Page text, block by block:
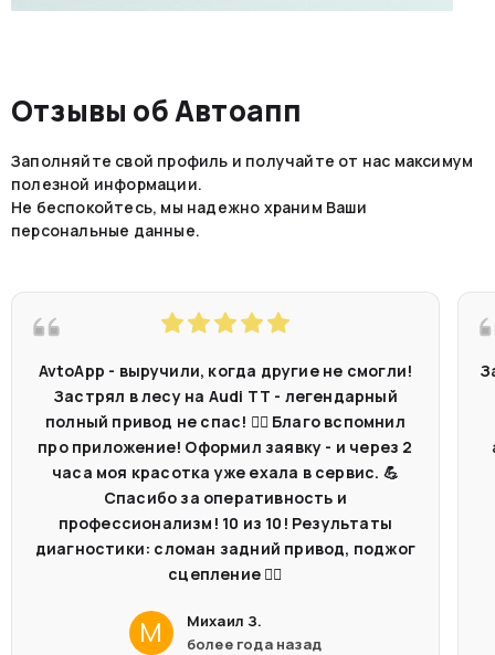
Отзывы об Автоапп
Заполняйте свой профиль и получайте от нас максимум
полезной информации.
Не беспокойтесь, мы надежно храним Ваши
персональные данные.
AvtoApp - выручили, когда другие не смогли!
Застрял в лесу на Audi TT - легендарный
полный привод не спас! 🤷‍♂️ Благо вспомнил
про приложение! Оформил заявку - и через 2
часа моя красотка уже ехала в сервис. 💪
Спасибо за оперативность и
профессионализм! 10 из 10! Результаты
диагностики: сломан задний привод, поджог
сцепление 🤦‍♂️
М
Михаил З.
более года назад